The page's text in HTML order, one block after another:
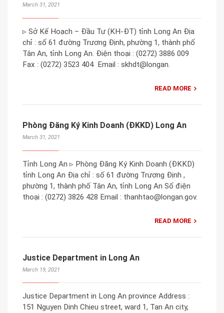
March 31, 2021
▹ Sở Kế Hoạch – Đầu Tư (KH-ĐT) tỉnh Long An Địa
chỉ : ​số 61 đường Trương Định, phường 1, thành phố
Tân An, tỉnh Long An. Điện thoại : (0272) 3886 009 ​
Fax : (0272) 3523 404 ​ Email : skhdt@longan.
READ MORE
Phòng Đăng Ký Kinh Doanh (ĐKKD) Long An
March 31, 2021
Tỉnh Long An ▹ Phòng Đăng Ký Kinh Doanh (ĐKKD)
tỉnh Long An Địa chỉ : số 61 đường Trương Định ,
phường 1, thành phố Tân An, tỉnh Long An Số điện
thoại : (0272) 3826 428 Email : thanhtao@longan.gov.
READ MORE
Justice Department in Long An
March 19, 2021
Justice Department in Long An province Address :
151 Nguyen Dinh Chieu street, ward 1, Tan An city,